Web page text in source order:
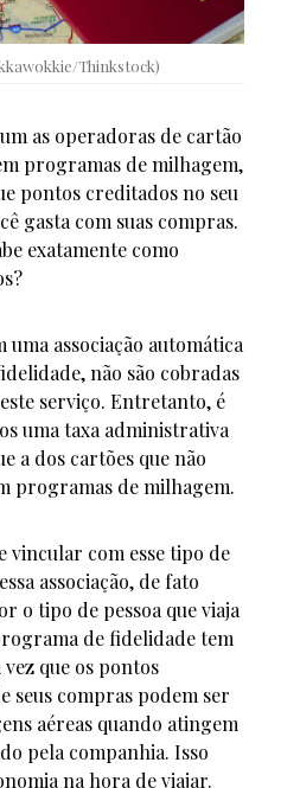
Thinkstock)
as operadoras de cartão
programas de milhagem,
pontos creditados no seu
gasta com suas compras.
exatamente como
uma associação automática
não são cobradas
serviço. Entretanto, é
uma taxa administrativa
a dos cartões que não
programas de milhagem.
vincular com esse tipo de
associação, de fato
o tipo de pessoa que viaja
de fidelidade tem
vez que os pontos
seus compras podem ser
aéreas quando atingem
pela companhia. Isso
na hora de viajar.